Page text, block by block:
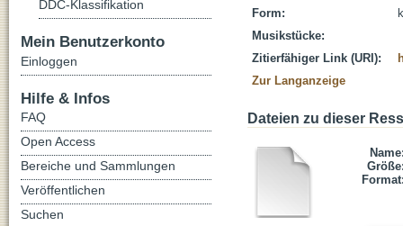
Form:
Musikstücke:
Zitierfähiger Link (URI):
Zur Langanzeige
Dateien zu dieser
DDC-Klassifikation
Mein Benutzerkonto
Einloggen
Hilfe & Infos
FAQ
Open Access
Bereiche und Sammlungen
Veröffentlichen
Suchen